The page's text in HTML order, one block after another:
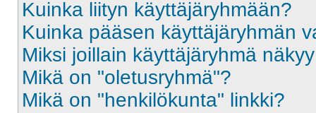
Kuinka liityn käyttäjäryhmään?
Kuinka pääsen käyttäjäryhmän
Miksi joillain käyttäjäryhmä
Mikä on "oletusryhmä"?
Mikä on "henkilökunta" linkki?